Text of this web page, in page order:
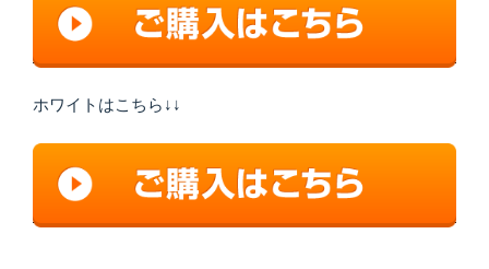
ホワイトはこちら↓↓